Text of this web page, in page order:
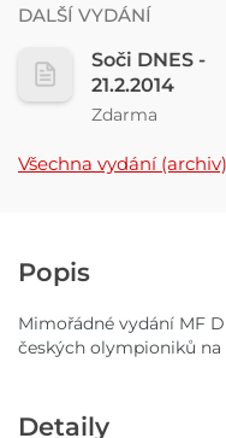
DALŠÍ VYDÁNÍ
Soči DNES -
21.2.2014
Zdarma
Všechna vydání (archiv)
Popis
Mimořádné vydání MF
českých olympioniků na
Detaily